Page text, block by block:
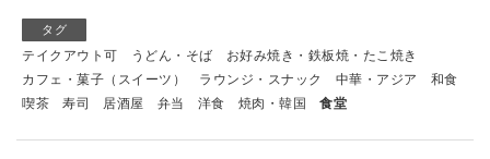
タグ
テイクアウト可 うどん・そば
お好み焼き・鉄板焼・たこ焼き
カフェ・菓子（スイーツ）
ラウンジ・スナック 中華・アジア
和食
喫茶
寿司 居酒屋 弁当 洋食 焼肉・韓国 食堂